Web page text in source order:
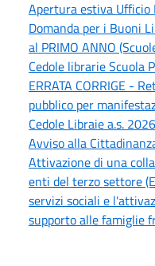
Apertura estiva Ufficio
Domanda per i Buoni
al PRIMO ANNO
Cedole librarie Scuola
ERRATA CORRIGE -
pubblico per
Cedole Libraie a.s.
Avviso alla
Attivazione di una
enti del terzo settore
servizi sociali e
supporto alle famiglie